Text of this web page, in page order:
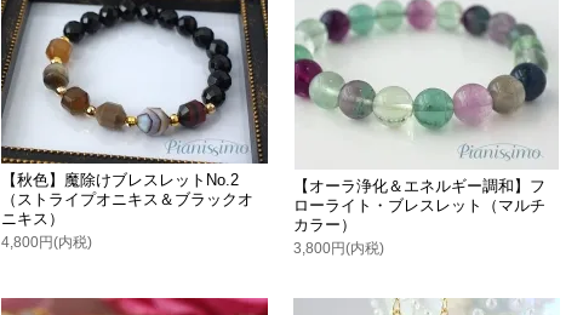
【秋色】魔除けブレスレットNo.2
（ストライプオニキス＆ブラックオ
ニキス）
4,800円(内税)
【オーラ浄化＆エネルギー調和】フ
ローライト・ブレスレット（マルチ
カラー）
3,800円(内税)